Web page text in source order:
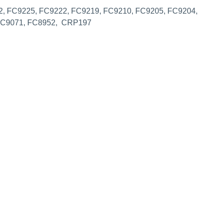
FC9225, FC9222, FC9219, FC9210, FC9205, FC9204,
FC8952, CRP197